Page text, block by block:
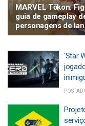
MARVEL Tōkon:
guia de gameplay
personagens de
‘Star